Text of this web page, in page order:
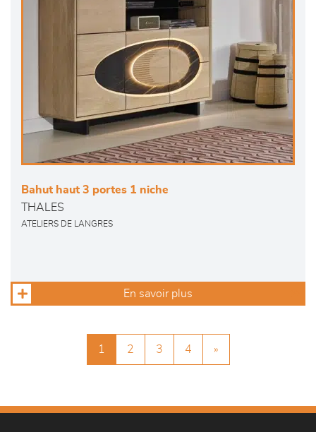
Bahut haut 3 portes 1 niche
THALES
ATELIERS DE LANGRES
En savoir plus
1 2 3 4 »